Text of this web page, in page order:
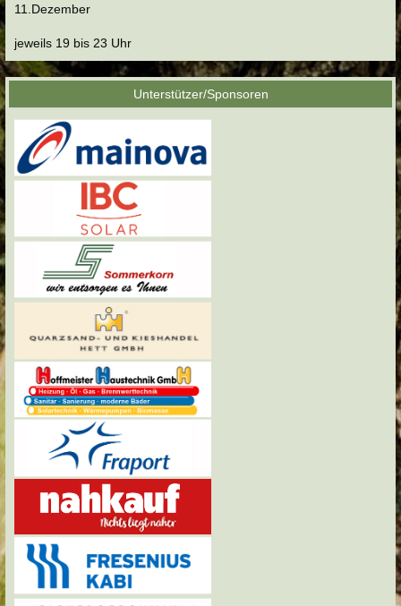
11.Dezember
jeweils 19 bis 23 Uhr
Unterstützer/Sponsoren